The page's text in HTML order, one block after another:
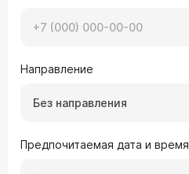
Направление
Без направления
Предпочитаемая дата и время